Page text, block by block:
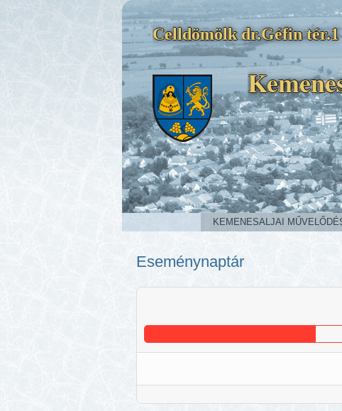
Celldömölk dr.Géfin tér.1
KEMENESALJAI
Eseménynaptár